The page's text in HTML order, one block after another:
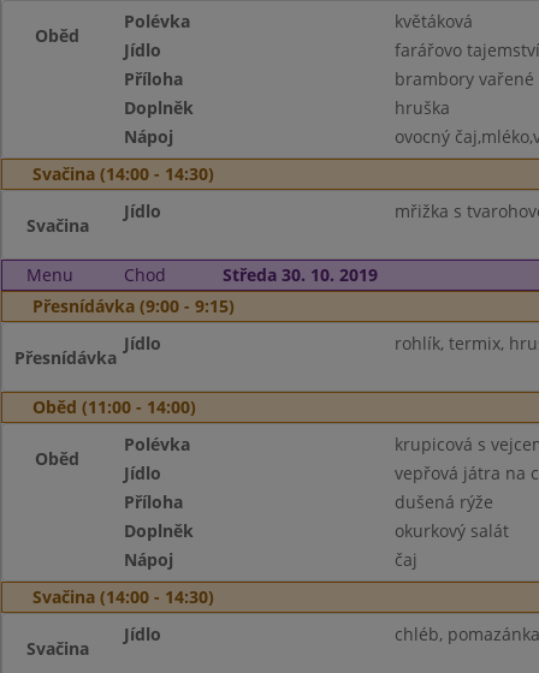
Oběd
Polévka
květáková
Jídlo
farářovo tajemství
Příloha
brambory vařené
Doplněk
hruška
Nápoj
ovocný
Svačina (14:00 - 14:30)
Svačina
Jídlo mřižka s
Menu Chod
Středa 30. 10. 2019
Přesnídávka (9:00 - 9:15)
Přesnídávka
Jídlo rohlík, termix,
Oběd (11:00 - 14:00)
Oběd
Polévka
krupicová s
Jídlo
vepřová játra na
Příloha
dušená rýže
Doplněk
okurkový salát
Nápoj
čaj
Svačina (14:00 - 14:30)
Svačina
Jídlo chléb,